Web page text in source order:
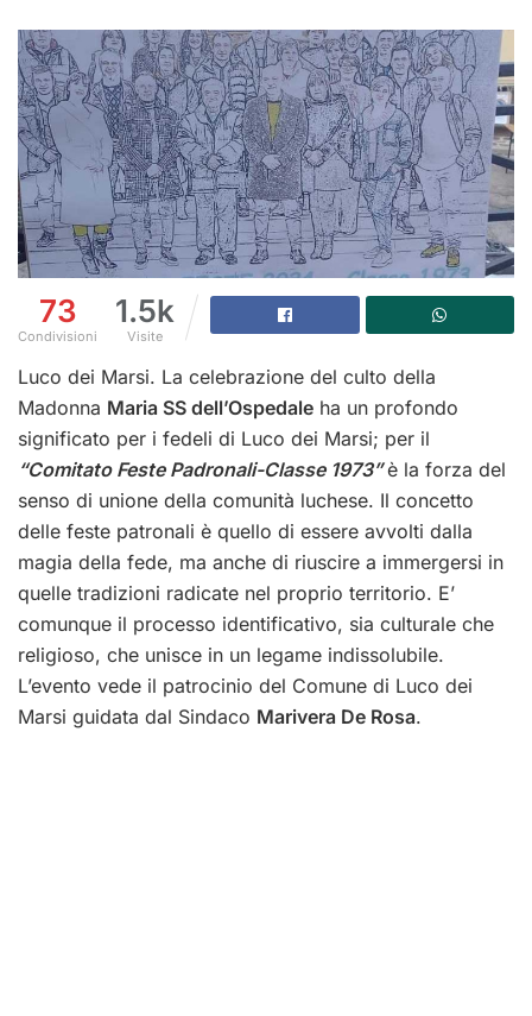
73
Condivisioni
1.5k
Visite
Luco dei Marsi. La celebrazione del culto della
Madonna Maria SS dell’Ospedale ha un profondo
significato per i fedeli di Luco dei Marsi; per il
“Comitato Feste Padronali-Classe 1973”è la forza del
senso di unione della comunità luchese. Il concetto
delle feste patronali è quello di essere avvolti dalla
magia della fede, ma anche di riuscire a immergersi in
quelle tradizioni radicate nel proprio territorio. E’
comunque il processo identificativo, sia culturale che
religioso, che unisce in un legame indissolubile.
L’evento vede il patrocinio del Comune di Luco dei
Marsi guidata dal Sindaco Marivera De Rosa.